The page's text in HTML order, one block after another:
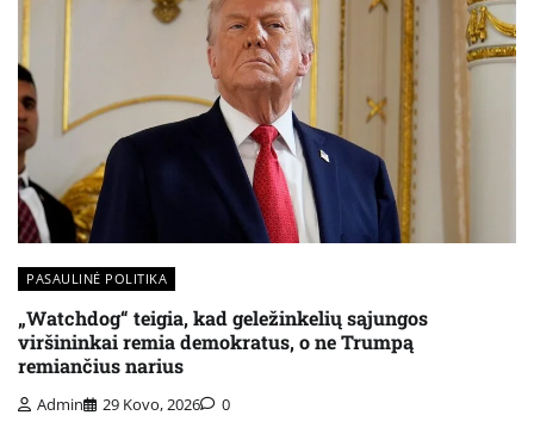
PASAULINĖ POLITIKA
„Watchdog“ teigia, kad geležinkelių sąjungos
viršininkai remia demokratus, o ne Trumpą
remiančius narius
Admin 29 Kovo, 2026 0